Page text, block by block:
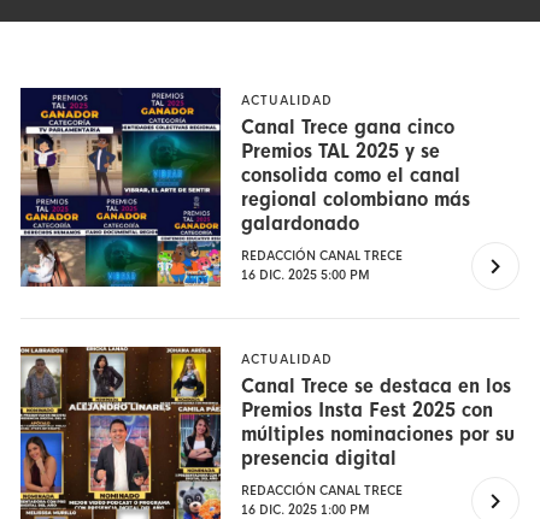
ACTUALIDAD
Canal Trece gana cinco
Premios TAL 2025 y se
consolida como el canal
regional colombiano más
galardonado
REDACCIÓN CANAL TRECE
16 DIC. 2025 5:00 PM
ACTUALIDAD
Canal Trece se destaca en los
Premios Insta Fest 2025 con
múltiples nominaciones por su
presencia digital
REDACCIÓN CANAL TRECE
16 DIC. 2025 1:00 PM